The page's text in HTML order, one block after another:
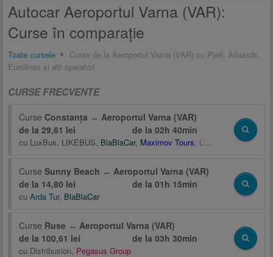
Autocar Aeroportul Varna (VAR):
Curse în comparaţie
Toate cursele
Curse de la Aeroportul Varna (VAR) cu Pletl, Atlassib,
Eurolines și alți operatori
CURSE FRECVENTE
Curse Constanța ↔ Aeroportul Varna (VAR)
de la 29,61 lei
de la 02h 40min
cu LuxBus, LIKEBUS, BlaBlaCar, Maximov Tours, L'Aurora Viaggi
Curse Sunny Beach ↔ Aeroportul Varna (VAR)
de la 14,80 lei
de la 01h 15min
cu Arda Tur, BlaBlaCar
Curse Ruse ↔ Aeroportul Varna (VAR)
de la 100,61 lei
de la 03h 30min
cu Distribusion, Pegasus Group